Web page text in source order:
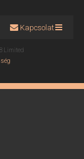
Kapcsolat
Limited